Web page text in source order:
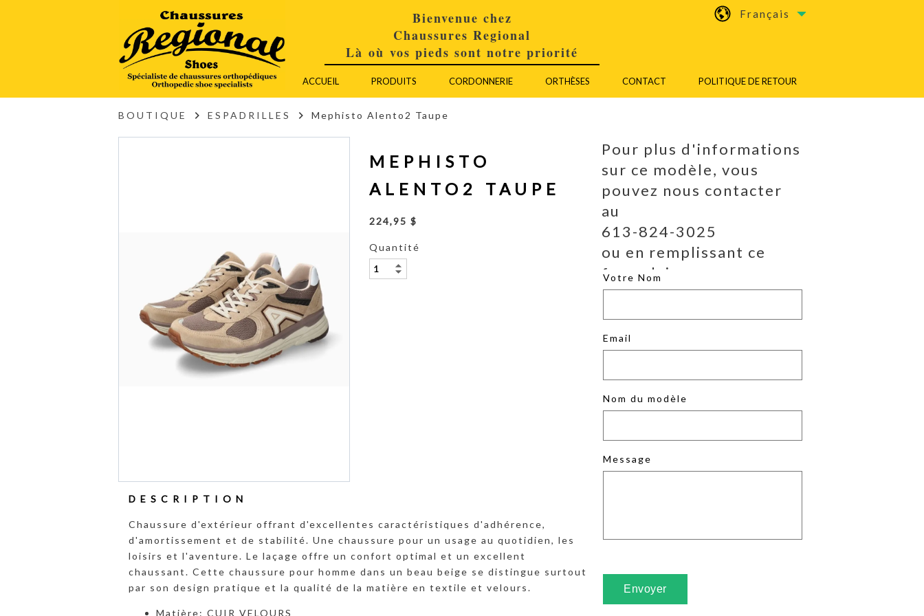
Français
Bienvenue chez
Chaussures Regional
Là où vos pieds sont notre priorité
ACCUEIL PRODUITS CORDONNERIE ORTHÈSES CONTACT POLITIQUE DE RETOUR
BOUTIQUE ESPADRILLES Mephisto Alento2 Taupe
MEPHISTO
ALENTO2 TAUPE
224,95 $
Quantité
DESCRIPTION
Chaussure d'extérieur offrant d'excellentes caractéristiques d'adhérence,
d'amortissement et de stabilité. Une chaussure pour un usage au quotidien, les
loisirs et l'aventure. Le laçage offre un confort optimal et un excellent
chaussant. Cette chaussure pour homme dans un beau beige se distingue surtout
par son design pratique et la qualité de la matière en textile et velours.
Matière: CUIR VELOURS
Pour plus d'informations
sur ce modèle, vous
pouvez nous contacter
au
613-824-3025
ou en remplissant ce
formulaire.
Votre Nom
Email
Nom du modèle
Message